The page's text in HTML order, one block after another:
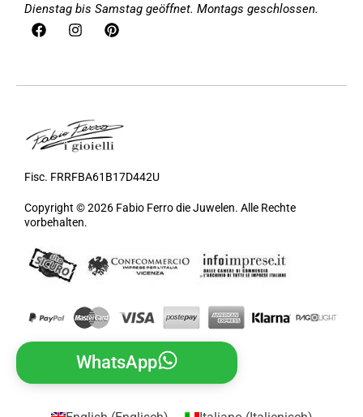
Dienstag bis Samstag geöffnet. Montags geschlossen.
Fisc. FRRFBA61B17D442U
Copyright © 2026 Fabio Ferro die Juwelen. Alle Rechte
vorbehalten.
WhatsApp